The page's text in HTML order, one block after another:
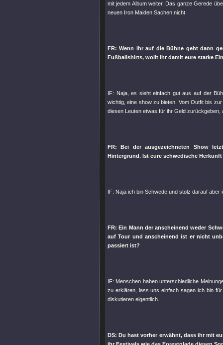
mit jedem Album weiter. Das ganze Gerede
neuen Iron Maiden Sachen nicht.
FR: Wenn ihr auf die Bühne geht dann
Fußballshirts, wollt ihr damit eure starke
IF: Naja, es sieht einfach gut aus auf der
wichtig, eine show zu bieten. Vom Outfit bis
diesen Leuten etwas für ihr Geld
FR: Bei der ausgezeichneten Show
Hintergrund. Ist eure schwedische
IF: Naja ich bin Schwede und stolz darauf
FR: Ein Mann der anscheinend weder
auf Tour und anscheinend ist er nicht
passiert ist?
IF: Menschen haben unterschiedliche
zu erklären, lass uns einfach sagen ich bin
diskutieren eigentlich.
DS: Du hast vorher erwähnt, dass ihr mit